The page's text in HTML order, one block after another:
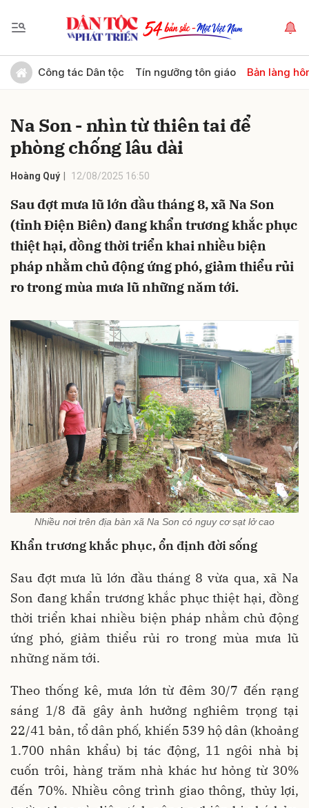
Công tác Dân tộc Tín ngưỡng tôn giáo Bản làng
Na Son - nhìn từ thiên tai để
phòng chống lâu dài
Hoàng Quý 12/08/2025 16:50
Sau đợt mưa lũ lớn đầu tháng 8, xã Na Son
(tỉnh Điện Biên) đang khẩn trương khắc phục
thiệt hại, đồng thời triển khai nhiều biện
pháp nhằm chủ động ứng phó, giảm thiểu rủi
ro trong mùa mưa lũ những năm tới.
Nhiều nơi trên địa bàn xã Na Son có nguy cơ sạt lở cao
Khẩn trương khắc phục, ổn định đời sống
Sau đợt mưa lũ lớn đầu tháng 8 vừa qua, xã Na
Son đang khẩn trương khắc phục thiệt hại, đồng
thời triển khai nhiều biện pháp nhằm chủ động
ứng phó, giảm thiểu rủi ro trong mùa mưa lũ
những năm tới.
Theo thống kê, mưa lớn từ đêm 30/7 đến rạng
sáng 1/8 đã gây ảnh hưởng nghiêm trọng tại
22/41 bản, tổ dân phố, khiến 539 hộ dân (khoảng
1.700 nhân khẩu) bị tác động, 11 ngôi nhà bị
cuốn trôi, hàng trăm nhà khác hư hỏng từ 30%
đến 70%. Nhiều công trình giao thông, thủy lợi,
Gửi bình luận
Hủy Gửi